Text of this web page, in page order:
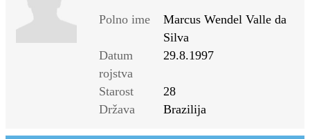
Polno ime
Marcus Wendel Valle da
Silva
Datum
rojstva
29.8.1997
Starost
28
Država
Brazilija